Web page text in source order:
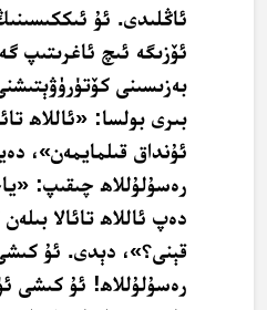
ئاڭلىدى. ئۇ
ئۆزىگە ئىچ ئاغرىتىپ
بەزىسىنى
بىرى بولسا: «ئاللاھ
ئۇنداق قىلمايمەن»،
رەسۇلۇللاھ چىقىپ:
دەپ ئاللاھ تائالا
قېنى؟»، دېدى. ئۇ
رەسۇلۇللاھ! ئۇ كىشى